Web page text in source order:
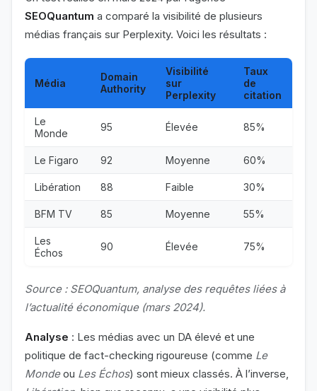
SEOQuantum a comparé la visibilité de plusieurs
médias français sur Perplexity. Voici les résultats :
Média
Domain
Authority
Visibilité
sur
Perplexity
Taux
de
citation
Le
Monde
95 Élevée 85%
Le Figaro 92 Moyenne 60%
Libération 88 Faible 30%
BFM TV 85 Moyenne 55%
Les
Échos
90 Élevée 75%
Source : SEOQuantum, analyse des requêtes liées à
l’actualité économique (mars 2024).
Analyse : Les médias avec un DA élevé et une
politique de fact-checking rigoureuse (comme Le
Mondeou Les Échos) sont mieux classés. À l’inverse,